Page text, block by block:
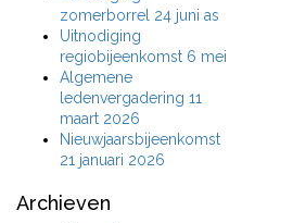
zomerborrel 24 juni as
Uitnodiging
regiobijeenkomst 6 mei
Algemene
ledenvergadering 11
maart 2026
Nieuwjaarsbijeenkomst
21 januari 2026
Archieven